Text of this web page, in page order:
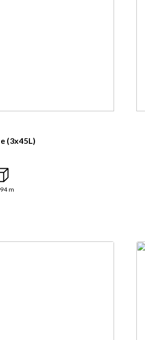
(3x45L)
m